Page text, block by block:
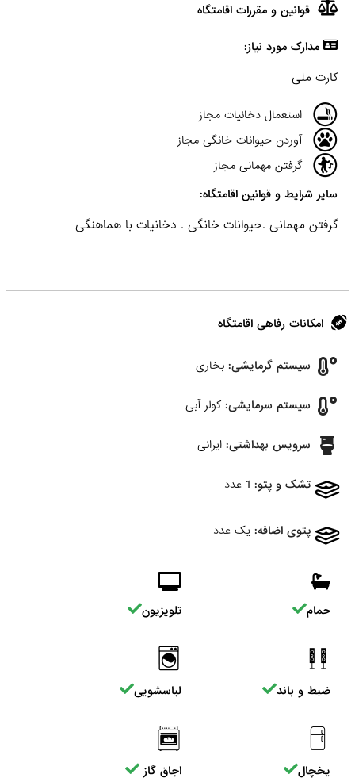
قوانین و مقررات اقامتگاه
مدارک مورد نیاز:
کارت ملی
استعمال دخانیات مجاز
آوردن حیوانات خانگی مجاز
گرفتن مهمانی مجاز
سایر شرایط و قوانین اقامتگاه:
گرفتن مهمانی .حیوانات خانگی . دخانیات با هماهنگی
امکانات رفاهی اقامتگاه
سیستم گرمایشی: بخاری
سیستم سرمایشی: کولر آبی
سرویس بهداشتی: ایرانی
تشک و پتو: 1 عدد
پتوی اضافه: یک عدد
حمام تلویزیون
ضبط و باند لباسشویی
یخچال اجاق گاز